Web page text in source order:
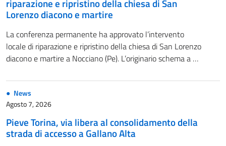
riparazione e ripristino della chiesa di San
Lorenzo diacono e martire
La conferenza permanente ha approvato l’intervento
locale di riparazione e ripristino della chiesa di San Lorenzo
diacono e martire a Nocciano (Pe). L’originario schema a …
News
Agosto 7, 2026
Pieve Torina, via libera al consolidamento della
strada di accesso a Gallano Alta